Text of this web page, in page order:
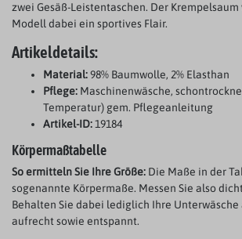
zwei Gesäß-Leistentaschen. Der
Modell dabei ein sportives Flair.
Artikeldetails:
Material:98% Baumwolle, 2% Elasthan
Pflege: Maschinenwäsche,
Temperatur) gem. Pflegeanleitung
Artikel-ID:19184
Körpermaßtabelle
So ermitteln Sie Ihre Größe: Die Maße in der
sogenannte Körpermaße. Messen Sie also
Behalten Sie dabei lediglich Ihre Unterwäsche
aufrecht sowie entspannt.